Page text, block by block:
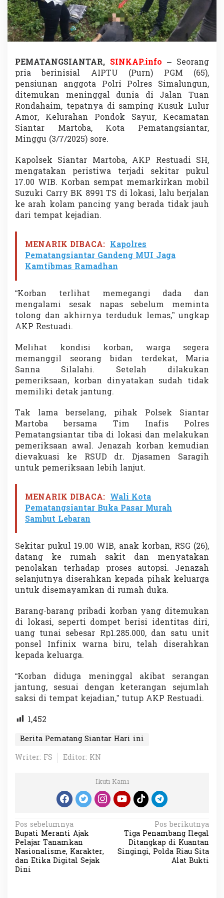
d
u
g
a
A
a
m
i
S
e
r
a
n
g
a
J
t
u
n
g
,
e
n
i
n
a
l
d
i
J
l
a
n
R
o
n
a
h
a
i
m
PEMATANGSIANTAR, SINKAP.info – Seorang
pria berinisial AIPTU (Purn) PGM (65),
pensiunan anggota Polri Polres Simalungun,
ditemukan meninggal dunia di Jalan Tuan
Rondahaim, tepatnya di samping Kusuk Lulur
Amor, Kelurahan Pondok Sayur, Kecamatan
Siantar Martoba, Kota Pematangsiantar,
Minggu (3/7/2025) sore.
Kapolsek Siantar Martoba, AKP Restuadi SH,
mengatakan peristiwa terjadi sekitar pukul
17.00 WIB. Korban sempat memarkirkan mobil
Suzuki Carry BK 8991 TS di lokasi, lalu berjalan
ke arah kolam pancing yang berada tidak jauh
dari tempat kejadian.
MENARIK DIBACA: Kapolres
Pematangsiantar Gandeng MUI Jaga
Kamtibmas Ramadhan
“Korban terlihat memegangi dada dan
mengalami sesak napas sebelum meminta
tolong dan akhirnya terduduk lemas,” ungkap
AKP Restuadi.
Melihat kondisi korban, warga segera
memanggil seorang bidan terdekat, Maria
Sanna Silalahi. Setelah dilakukan
pemeriksaan, korban dinyatakan sudah tidak
memiliki detak jantung.
Tak lama berselang, pihak Polsek Siantar
Martoba bersama Tim Inafis Polres
Pematangsiantar tiba di lokasi dan melakukan
pemeriksaan awal. Jenazah korban kemudian
dievakuasi ke RSUD dr. Djasamen Saragih
untuk pemeriksaan lebih lanjut.
MENARIK DIBACA: Wali Kota
Pematangsiantar Buka Pasar Murah
Sambut Lebaran
Sekitar pukul 19.00 WIB, anak korban, RSG (26),
datang ke rumah sakit dan menyatakan
penolakan terhadap proses autopsi. Jenazah
selanjutnya diserahkan kepada pihak keluarga
untuk disemayamkan di rumah duka.
Barang-barang pribadi korban yang ditemukan
di lokasi, seperti dompet berisi identitas diri,
uang tunai sebesar Rp1.285.000, dan satu unit
ponsel Infinix warna biru, telah diserahkan
kepada keluarga.
“Korban diduga meninggal akibat serangan
jantung, sesuai dengan keterangan sejumlah
saksi di tempat kejadian,” tutup AKP Restuadi.
1,452
Berita Pematang Siantar Hari ini
Writer: FS
Editor: KN
Ikuti Kami
N
a
v
i
Pos sebelumnya
Bupati Meranti Ajak
Pelajar Tanamkan
Nasionalisme, Karakter,
dan Etika Digital Sejak
Dini
Pos berikutnya
Tiga Penambang Ilegal
Ditangkap di Kuantan
Singingi, Polda Riau Sita
Alat Bukti